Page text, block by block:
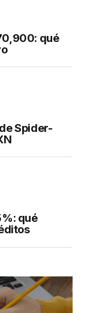
qué
Spider-
qué